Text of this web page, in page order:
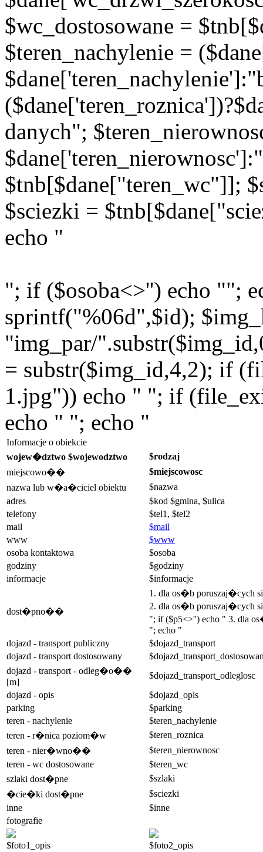
$wc_dostosowane =
$teren_nachylenie =
danych";
$tnb[$dane["teren_wc"]];
$sciezki =
echo "
"; if ($osoba<>'') echo "";
sprintf("%06d",$id);
"img_par/
= substr($img_id,4,2); if
1.jpg")) echo " "; if
echo " "; echo "
Informacje o obiekcie
wojew�dztwo $wojewodztwo
$rodzaj
miejscowo��
$miejscowosc
nazwa lub w�a�ciciel obiektu
$nazwa
adres
$kod $gmina, $ulica
telefony
$tel1, $tel2
mail
$mail
www
$www
osoba kontaktowa
$osoba
godziny
$godziny
informacje
$informacje
dost�pno��
1. dla os�b poruszaj�cych
2. dla os�b poruszaj�cych
"; if ($p5<>'') echo " 3. dla
"; echo "
dojazd - transport publiczny
$dojazd_transport
dojazd - transport dostosowany
dojazd - transport - odleg�o��
[m]
$dojazd_transport_odleglosc
dojazd - opis
$dojazd_opis
parking
$parking
teren - nachylenie
$teren_nachylenie
teren - r�nica poziom�w
$teren_roznica
teren - nier�wno��
$teren_nierownosc
teren - wc dostosowane
$teren_wc
szlaki dost�pne
$szlaki
�cie�ki dost�pne
$sciezki
inne
$inne
fotografie
$foto1_opis $foto2_opis